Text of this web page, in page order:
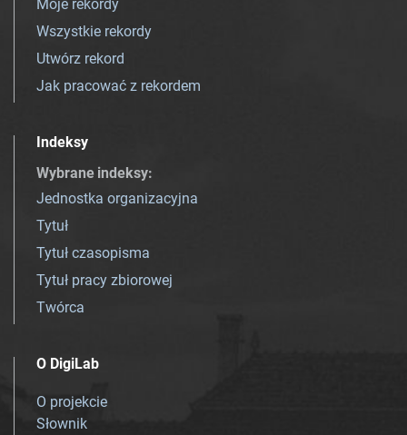
Moje rekordy
Wszystkie rekordy
Utwórz rekord
Jak pracować z rekordem
Indeksy
Wybrane indeksy:
Jednostka organizacyjna
Tytuł
Tytuł czasopisma
Tytuł pracy zbiorowej
Twórca
O DigiLab
O projekcie
Słownik